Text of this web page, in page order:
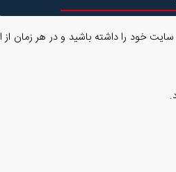
خود را داشته باشید و در هر زمان از